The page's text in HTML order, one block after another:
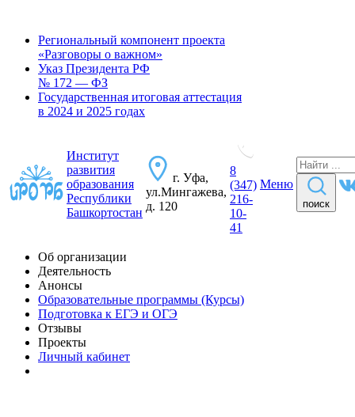
Региональный компонент проекта
«Разговоры о важном»
Указ Президента РФ
№ 172 — ФЗ
Государственная итоговая аттестация
в 2024 и 2025 годах
Институт
развития
образования
Республики
Башкортостан
г. Уфа,
ул.Мингажева,
д. 120
8
(347)
216-
10-
41
Меню
поиск
Об организации
Деятельность
Анонсы
Образовательные программы (Курсы)
Подготовка к ЕГЭ и ОГЭ
Отзывы
Проекты
Личный кабинет